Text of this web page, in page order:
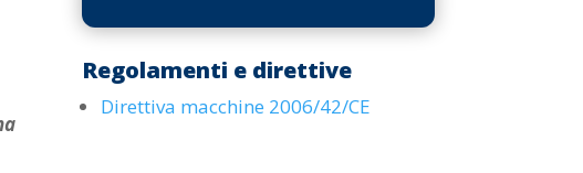
o
diminuire
freccia
su/giù
Regolamenti e direttive
Direttiva macchine 2006/42/CE